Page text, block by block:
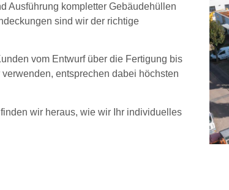
Ausführung kompletter Gebäudehüllen
sind wir der richtige
vom Entwurf über die Fertigung bis
entsprechen dabei höchsten
wir heraus, wie wir Ihr individuelles